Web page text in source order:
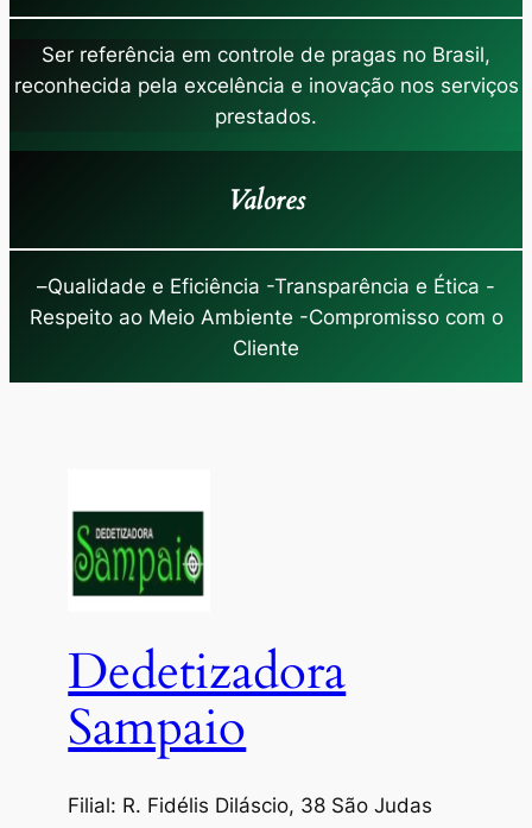
Ser referência em controle de pragas no Brasil,
reconhecida pela excelência e inovação nos serviços
prestados.
Valores
–Qualidade e Eficiência -Transparência e Ética -
Respeito ao Meio Ambiente -Compromisso com o
Cliente
Dedetizadora
Sampaio
Filial: R. Fidélis Diláscio, 38 São Judas